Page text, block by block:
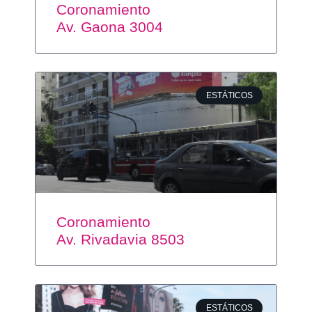
Coronamiento
Av. Gaona 3004
ESTÁTICOS
Coronamiento
Av. Rivadavia 8503
ESTÁTICOS